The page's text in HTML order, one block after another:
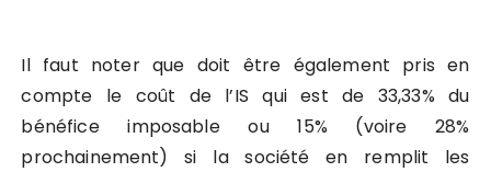
Il faut noter que doit être également pris en
compte le coût de l’IS qui est de 33,33% du
bénéfice imposable ou 15% (voire 28%
prochainement) si la société en remplit les